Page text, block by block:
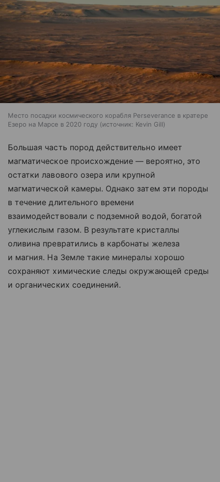
Место посадки космического корабля Perseverance в кратере
Езеро на Марсе в 2020 году
источник: Kevin Gill
Большая часть пород действительно имеет
магматическое происхождение — вероятно, это
остатки лавового озера или крупной
магматической камеры. Однако затем эти породы
в течение длительного времени
взаимодействовали с подземной водой, богатой
углекислым газом. В результате кристаллы
оливина превратились в карбонаты железа
и магния. На Земле такие минералы хорошо
сохраняют химические следы окружающей среды
и органических соединений.